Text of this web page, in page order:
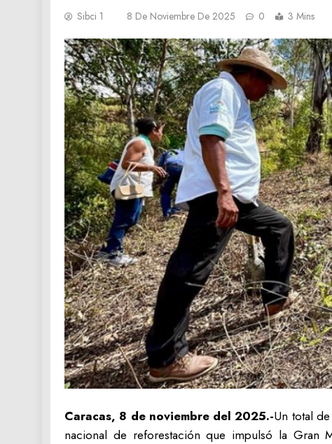
Sibci 1 8 De Noviembre De 2025 0 3 Mins
Caracas, 8 de noviembre del 2025.-Un total
nacional de reforestación que impulsó la Gran